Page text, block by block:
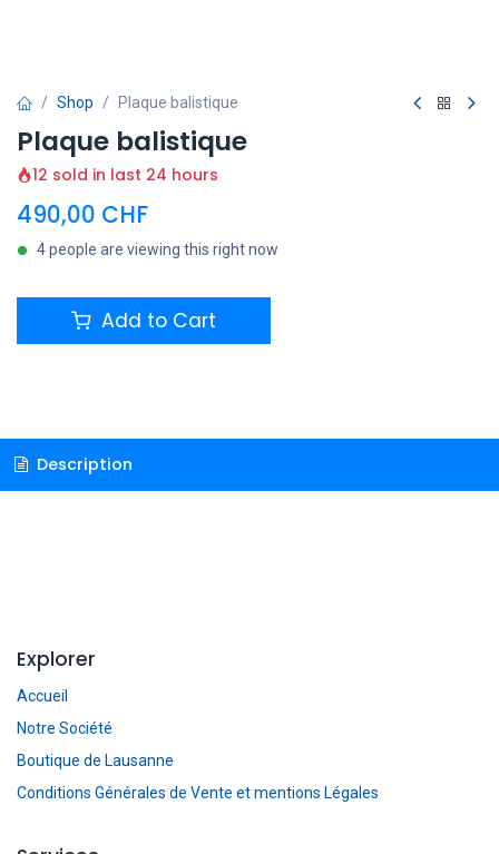
Shop Plaque balistique
Plaque balistique
12 sold in last 24 hours
490,00 CHF
4 people are viewing this right now
Add to Cart
Description
Explorer
Accueil
Notre Société
Boutique de Lausanne
Conditions Générales de Vente et mentions Légales